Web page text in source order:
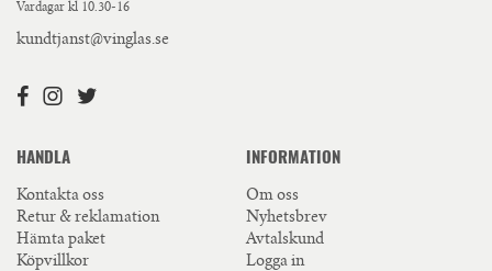
Vardagar kl 10.30-16
kundtjanst@vinglas.se
HANDLA
Kontakta oss
Retur & reklamation
Hämta paket
Köpvillkor
INFORMATION
Om oss
Nyhetsbrev
Avtalskund
Logga in